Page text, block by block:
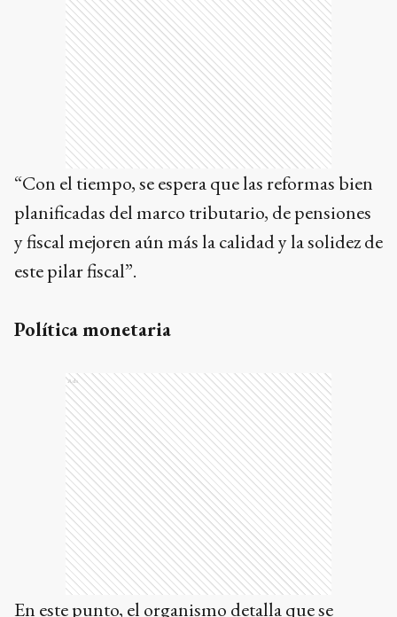
“Con el tiempo, se espera que las reformas bien
planificadas del marco tributario, de pensiones
y fiscal mejoren aún más la calidad y la solidez de
este pilar fiscal”.
Política monetaria
Ads
En este punto, el organismo detalla que se